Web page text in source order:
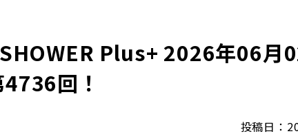
Plus+ 2026年06月
回！
投稿日：